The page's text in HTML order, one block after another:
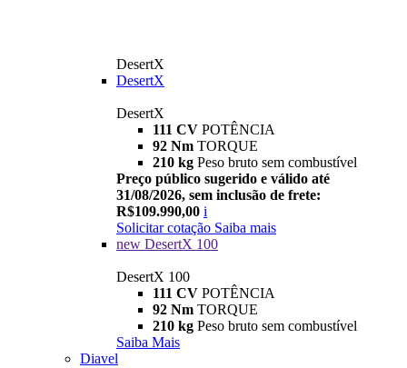
DesertX
DesertX
DesertX
111 CV POTÊNCIA
92 Nm TORQUE
210 kg Peso bruto sem combustível
Preço público sugerido e válido até
31/08/2026, sem inclusão de frete:
R$109.990,00 i
Solicitar cotação Saiba mais
new DesertX 100
DesertX 100
111 CV POTÊNCIA
92 Nm TORQUE
210 kg Peso bruto sem combustível
Saiba Mais
Diavel